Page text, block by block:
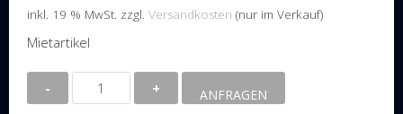
inkl. 19 % MwSt. zzgl. Versandkosten (nur im Verkauf)
Mietartikel
1.2
ANFRAGEN